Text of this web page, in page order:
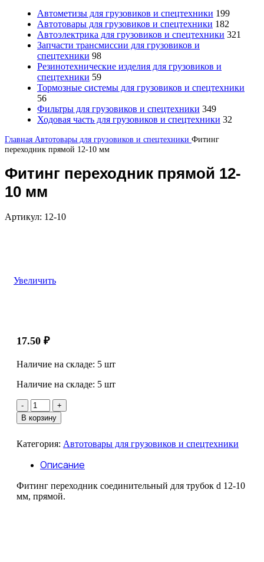
Автометизы для грузовиков и спецтехники 199
Автотовары для грузовиков и спецтехники 182
Автоэлектрика для грузовиков и спецтехники 321
Запчасти трансмиссии для грузовиков и
спецтехники 98
Резинотехнические изделия для грузовиков и
спецтехники 59
Тормозные системы для грузовиков и спецтехники
56
Фильтры для грузовиков и спецтехники 349
Ходовая часть для грузовиков и спецтехники 32
Главная Автотовары для грузовиков и спецтехники Фитинг
переходник прямой 12-10 мм
Фитинг переходник прямой 12-
10 мм
Артикул: 12-10
Увеличить
17.50 ₽
Наличие на складе: 5 шт
Наличие на складе: 5 шт
Количество
товара
Фитинг
прямой
10
В корзину
Категория: Автотовары для грузовиков и спецтехники
Описание
Фитинг переходник соединительный для трубок d 12-10
мм, прямой.